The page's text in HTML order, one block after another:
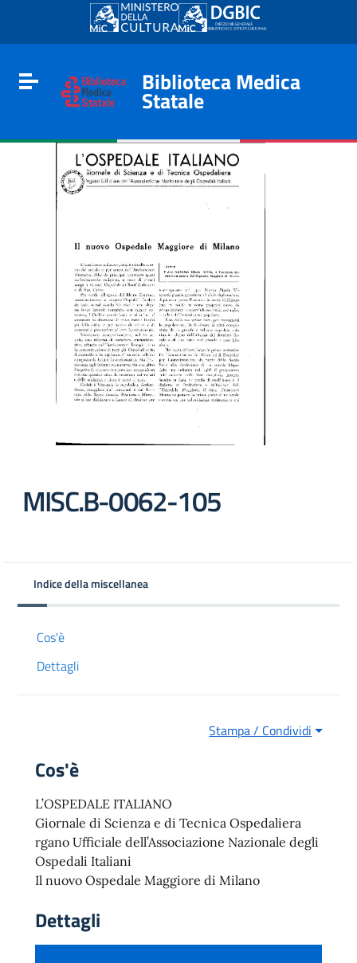
Go to content
Go to the navigation menu
Go to the footer
Toggle navigation
Biblioteca Medica
Statale
MISC.B-0062-105
Indice della miscellanea
Cos'è
Dettagli
Stampa / Condividi
Cos'è
L’OSPEDALE ITALIANO
Giornale di Scienza e di Tecnica Ospedaliera
rgano Ufficiale dell’Associazione Nazionale degli
Ospedali Italiani
Il nuovo Ospedale Maggiore di Milano
Dettagli